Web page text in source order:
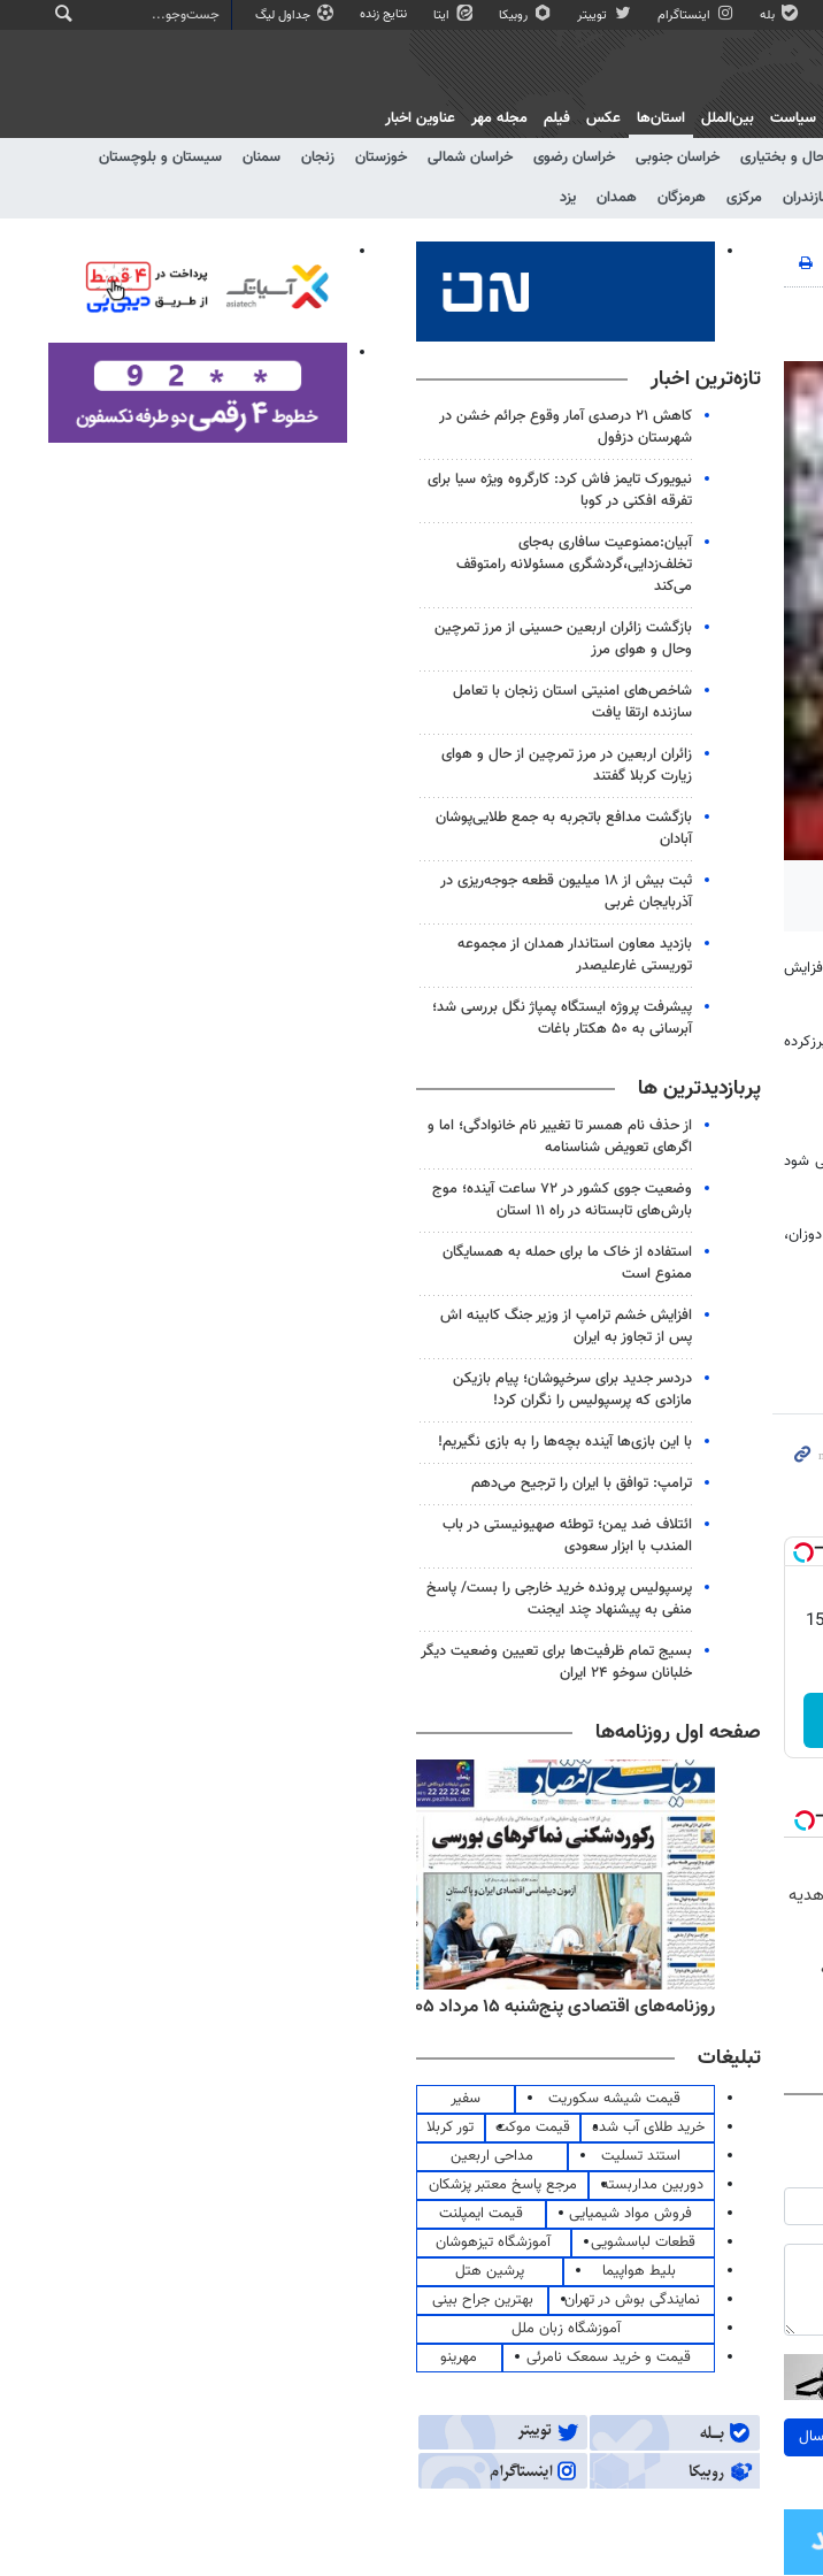
بله اینستاگرام توییتر روبیکا ایتا نتایج زنده جداول لیگ
سیاست بین‌الملل
استان‌ها
و بختیاری خراسان جنوبی خراسان رضوی خراسان شمالی خوزستان زنجان سمنان
سیستان و بلوچستان
مرکزی هرمزگان همدان یزد
عکس فیلم مجله مهر عناوین اخبار
شود
همراه تکنوپی تا 150
هدیه
تازه‌ترین اخبار
کاهش ۲۱ درصدی آمار وقوع جرائم خشن در
شهرستان دزفول
نیویورک تایمز فاش کرد: کارگروه ویژه سیا برای
تفرقه افکنی در کوبا
آبیان:ممنوعیت سافاری به‌جای
تخلف‌زدایی،گردشگری مسئولانه رامتوقف
می‌کند
بازگشت زائران اربعین حسینی از مرز تمرچین
وحال و هوای مرز
شاخص‌های امنیتی استان زنجان با تعامل
سازنده ارتقا یافت
زائران اربعین در مرز تمرچین از حال و هوای
زیارت کربلا گفتند
بازگشت مدافع باتجربه به جمع طلایی‌پوشان
آبادان
ثبت بیش از ۱۸ میلیون قطعه جوجه‌ریزی در
آذربایجان غربی
بازدید معاون استاندار همدان از مجموعه
توریستی غارعلیصدر
پیشرفت پروژه ایستگاه پمپاژ نگل بررسی شد؛
آبرسانی به ۵۰ هکتار باغات
پربازدیدترین ها
از حذف نام همسر تا تغییر نام خانوادگی؛ اما و
اگرهای تعویض شناسنامه
وضعیت جوی کشور در ۷۲ ساعت آینده؛ موج
بارش‌های تابستانه در راه ۱۱ استان
استفاده از خاک ما برای حمله به همسایگان
ممنوع است
افزایش خشم ترامپ از وزیر جنگ کابینه اش
پس از تجاوز به ایران
دردسر جدید برای سرخپوشان؛ پیام بازیکن
مازادی که پرسپولیس را نگران کرد!
با این بازی‌ها آینده بچه‌ها را به بازی نگیریم!
ترامپ: توافق با ایران را ترجیح می‌دهم
ائتلاف ضد یمن؛ توطئه صهیونیستی در باب
المندب با ابزار سعودی
پرسپولیس پرونده خرید خارجی را بست/ پاسخ
منفی به پیشنهاد چند ایجنت
بسیج تمام ظرفیت‌ها برای تعیین وضعیت دیگر
خلبانان سوخو ۲۴ ایران
صفحه اول روزنامه‌ها
روزنامه‌های اقتصادی پنج‌شنبه ۱۵ مرداد ۱۴۰۵
تبلیغات
قیمت شیشه سکوریت
سفیر
خرید طلای آب شده
قیمت موکت
تور کربلا
استند تسلیت
مداحی اربعین
دوربین مداربسته
مرجع پاسخ معتبر پزشکان
فروش مواد شیمیایی
قیمت ایمپلنت
قطعات لباسشویی
آموزشگاه تیزهوشان
بلیط هواپیما
پرشین هتل
نمایندگی بوش در تهران
بهترین جراح بینی
آموزشگاه زبان ملل
قیمت و خرید سمعک نامرئی
مهرینو